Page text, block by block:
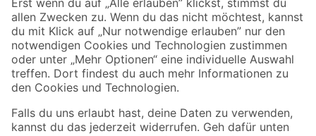
Jetzt die toom-App herunterladen
Alle Preisangaben in EUR inkl. gesetzl. MwSt.. Die dargestellten Angebote sind unter